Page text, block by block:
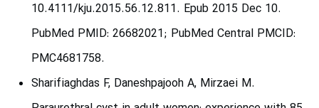
10.4111/kju.2015.56.12.811. Epub 2015 Dec 10.
PubMed PMID: 26682021; PubMed Central PMCID:
PMC4681758.
Sharifiaghdas F, Daneshpajooh A, Mirzaei M.